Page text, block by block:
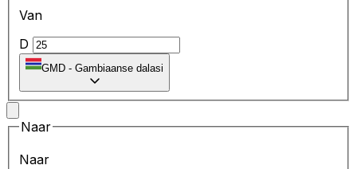
Van
D
GMD - Gambiaanse dalasi
Naar
Naar